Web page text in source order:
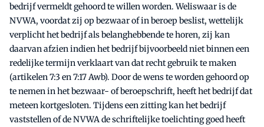
bedrijf vermeldt gehoord te willen worden. Weliswaar is de
NVWA, voordat zij op bezwaar of in beroep beslist, wettelijk
verplicht het bedrijf als belanghebbende te horen, zij kan
daarvan afzien indien het bedrijf bijvoorbeeld niet binnen een
redelijke termijn verklaart van dat recht gebruik te maken
(artikelen 7:3 en 7:17 Awb). Door de wens te worden gehoord op
te nemen in het bezwaar- of beroepschrift, heeft het bedrijf dat
meteen kortgesloten. Tijdens een zitting kan het bedrijf
vaststellen of de NVWA de schriftelijke toelichting goed heeft